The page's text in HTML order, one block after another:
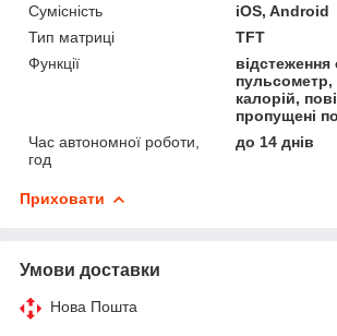
Сумісність
iOS, Android
Тип матриці
TFT
Функції
відстеження
пульсометр,
калорій,
пропущені
Час автономної роботи,
год
до 14 днів
Приховати
Умови доставки
Нова Пошта